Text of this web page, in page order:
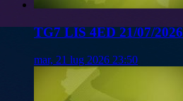
TG7 LIS 4ED 21/07/2026
mar, 21 lug 2026 23:50